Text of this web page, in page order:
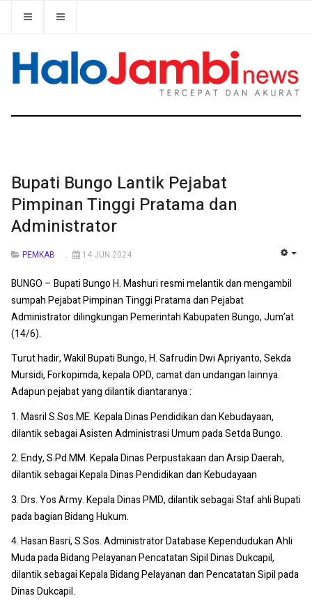
Bupati Bungo Lantik Pejabat
Pimpinan Tinggi Pratama dan
Administrator
PEMKAB 14 JUN 2024
BUNGO – Bupati Bungo H. Mashuri resmi melantik dan mengambil
sumpah Pejabat Pimpinan Tinggi Pratama dan Pejabat
Administrator dilingkungan Pemerintah Kabupaten Bungo, Jum’at
(14/6).
Turut hadir, Wakil Bupati Bungo, H. Safrudin Dwi Apriyanto, Sekda
Mursidi, Forkopimda, kepala OPD, camat dan undangan lainnya.
Adapun pejabat yang dilantik diantaranya :
1. Masril S.Sos.ME. Kepala Dinas Pendidikan dan Kebudayaan,
dilantik sebagai Asisten Administrasi Umum pada Setda Bungo.
2. Endy, S.Pd.MM. Kepala Dinas Perpustakaan dan Arsip Daerah,
dilantik sebagai Kepala Dinas Pendidikan dan Kebudayaan
3. Drs. Yos Army. Kepala Dinas PMD, dilantik sebagai Staf ahli Bupati
pada bagian Bidang Hukum.
4. Hasan Basri, S.Sos. Administrator Database Kependudukan Ahli
Muda pada Bidang Pelayanan Pencatatan Sipil Dinas Dukcapil,
dilantik sebagai Kepala Bidang Pelayanan dan Pencatatan Sipil pada
Dinas Dukcapil.